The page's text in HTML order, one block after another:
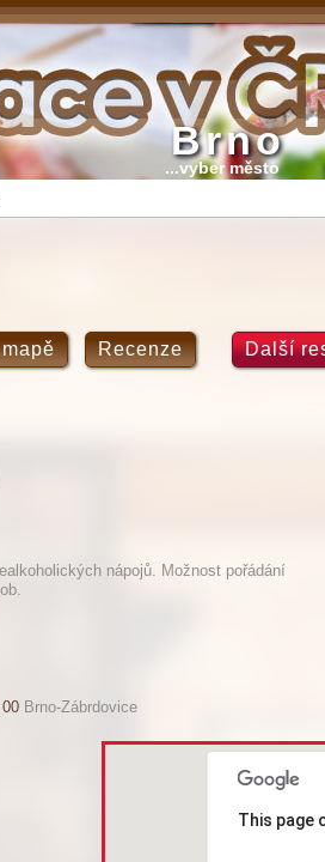
Brno
...vyber město
Recenze Další
nápojů. Možnost pořádání
Brno-Zábrdovice
This page